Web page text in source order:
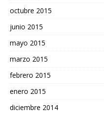
octubre 2015
junio 2015
mayo 2015
marzo 2015
febrero 2015
enero 2015
diciembre 2014